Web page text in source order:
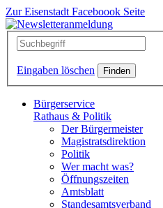
Zur Eisenstadt Faceboook Seite
Eingaben löschen
Bürgerservice
Rathaus & Politik
Der Bürgermeister
Magistratsdirektion
Politik
Wer macht was?
Öffnungszeiten
Amtsblatt
Standesamtsverband